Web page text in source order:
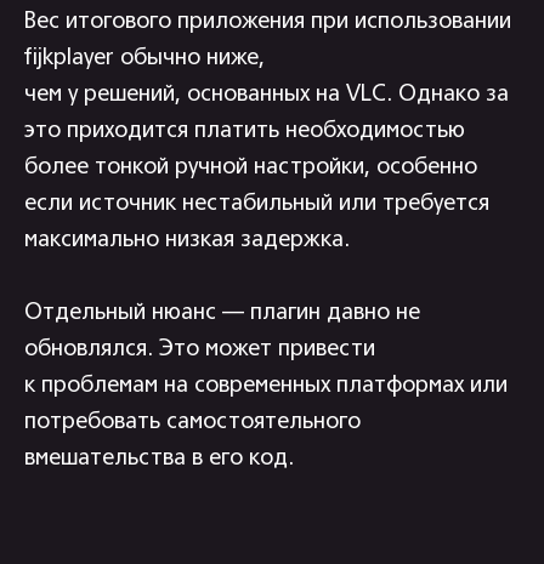
Вес итогового приложения при использовании
fijkplayer обычно ниже,
чем у решений, основанных на VLC. Однако за
это приходится платить необходимостью
более тонкой ручной настройки, особенно
если источник нестабильный или требуется
максимально низкая задержка.
Отдельный нюанс — плагин давно не
обновлялся. Это может привести
к проблемам на современных платформах или
потребовать самостоятельного
вмешательства в его код.